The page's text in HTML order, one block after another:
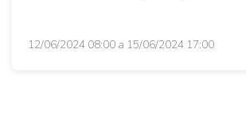
12/06/2024 08:00 a 15/06/2024 17:00